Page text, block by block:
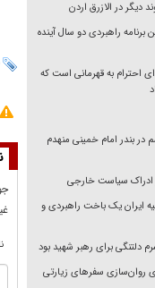
دیگر در الازرق اردن
برنامه راهبردی دو سال آینده
احترام به قهرمانی است که
در بندر امام خمینی منهدم
ادراک سیاست خارجی
ایران یک باخت راهبردی و
برای رهبر شهید بود
روان‌سازی سفر‌های زیارتی